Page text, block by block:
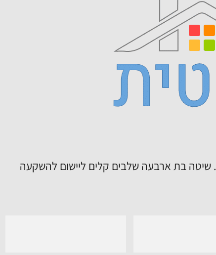
מלווה משקיעים ומפתחת את שיטת 20%. שיטה בת ארבעה שלבים קלים ליישום להשקעה